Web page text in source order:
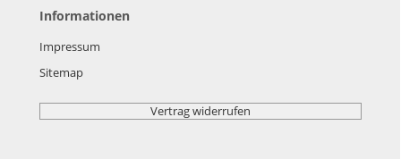
Informationen
Impressum
Sitemap
Vertrag widerrufen